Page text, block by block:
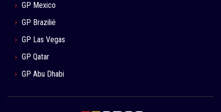
GP Mexico
GP Brazilië
GP Las Vegas
GP Qatar
GP Abu Dhabi